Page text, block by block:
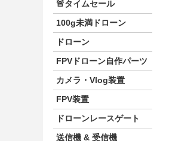
🚨タイムセール
100g未満ドローン
ドローン
FPVドローン自作パーツ
カメラ・Vlog装置
FPV装置
ドローンレースゲート
送信機 & 受信機